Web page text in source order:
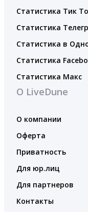
Статистика Тик
Статистика
Статистика в
Статистика
Статистика Макс
О LiveDune
О компании
Оферта
Приватность
Для юр.лиц
Для партнеров
Контакты